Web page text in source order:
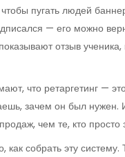
пугать людей
— его можно
отзыв
что ретаргетинг —
зачем он был нужен.
чем те, кто просто
как собрать эту